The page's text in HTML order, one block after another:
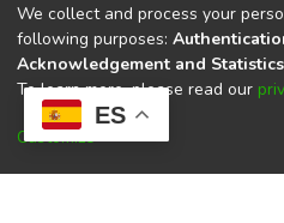
ES
Universidad
Universidad Politécnica Estatal
CACES Resolución N°.
We collect and process your
following purposes:
Acknowledgement and Statistics
To learn more, please read our
Customize